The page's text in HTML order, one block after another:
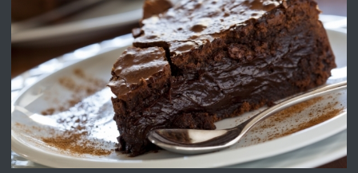
преди 1 година
ПРЕДЛАГА Работа за общи работници
преди 1 година
ПРЕДЛАГА
Първи поход "По стъпките на Ангел